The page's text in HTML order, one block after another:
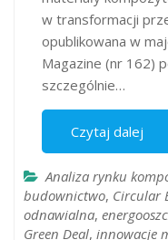
w transformacji
opublikowana w
Magazine (nr 162)
szczególnie…
Czytaj dalej
Analiza rynku
budownictwo, Circular
odnawialna,
Green Deal, innowacje